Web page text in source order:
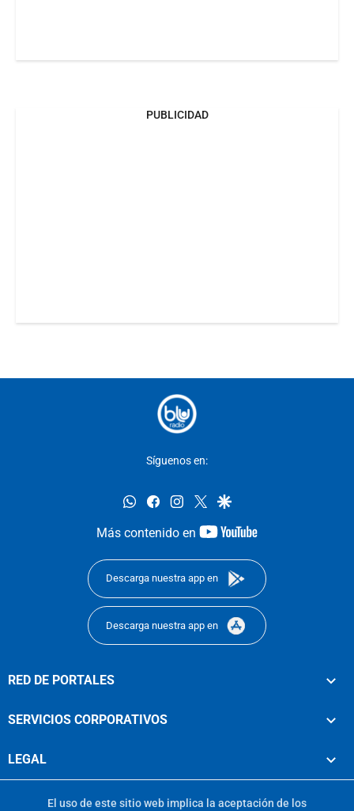
PUBLICIDAD
Síguenos en:
whatsappfacebookinstagram
twittergoogle
Más contenido en
youtube-
Descarga nuestra app en
Descarga nuestra app en
RED DE PORTALES
SERVICIOS CORPORATIVOS
LEGAL
El uso de este sitio web implica la aceptación de los